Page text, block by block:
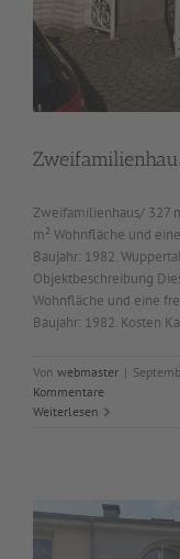
Zweifamilienhaus/ 327
m² Wohnfläche und
Baujahr: 1982.
Objektbeschreibung
Wohnfläche und eine
Baujahr: 1982. Kosten
Von webmaster |
Kommentare
Weiterlesen